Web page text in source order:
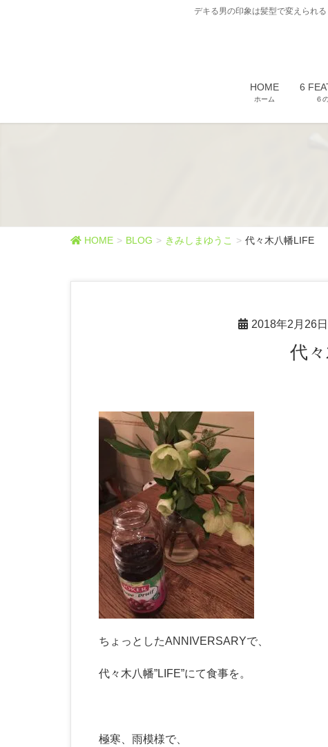
デキる男の印象は髪型で変えられ
HOME
ホーム
6
６
HOME BLOG きみしまゆうこ 代々木八幡LIFE
2018年2月26日
ちょっとしたANNIVERSARYで、
代々木八幡”LIFE”にて食事を。
極寒、雨模様で、